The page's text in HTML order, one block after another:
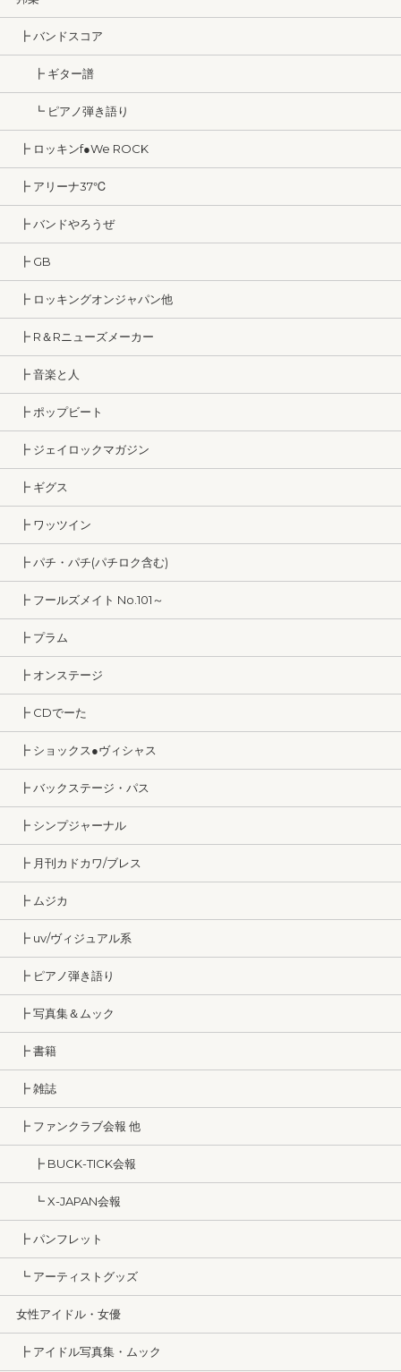
┣ バンドスコア
┣ ギター譜
┗ ピアノ弾き語り
┣ ロッキンf●We ROCK
┣ アリーナ37℃
┣ バンドやろうぜ
┣ GB
┣ ロッキングオンジャパン他
┣ R＆Rニューズメーカー
┣ 音楽と人
┣ ポップビート
┣ ジェイロックマガジン
┣ ギグス
┣ ワッツイン
┣ パチ・パチ(パチロク含む)
┣ フールズメイト No.101～
┣ プラム
┣ オンステージ
┣ CDでーた
┣ ショックス●ヴィシャス
┣ バックステージ・パス
┣ シンプジャーナル
┣ 月刊カドカワ/ブレス
┣ ムジカ
┣ uv/ヴィジュアル系
┣ ピアノ弾き語り
┣ 写真集＆ムック
┣ 書籍
┣ 雑誌
┣ ファンクラブ会報 他
┣ BUCK-TICK会報
┗ X-JAPAN会報
┣ パンフレット
┗ アーティストグッズ
女性アイドル・女優
┣ アイドル写真集・ムック